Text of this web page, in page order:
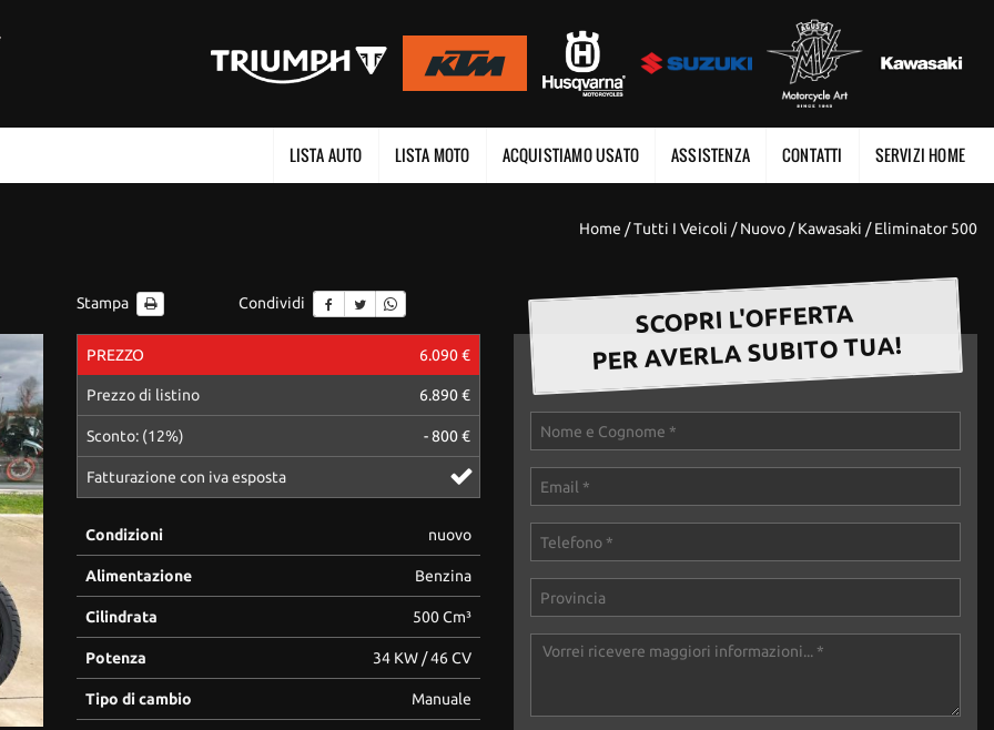
LISTA AUTO LISTA MOTO ACQUISTIAMO USATO ASSISTENZA CONTATTI SERVIZI HOME
Home /Tutti I Veicoli /Nuovo /Kawasaki /Eliminator 500
Stampa Condividi
PREZZO 6.090 €
Prezzo di listino 6.890 €
Sconto: (12%) - 800 €
Fatturazione con iva esposta
Condizioni nuovo
Alimentazione Benzina
Cilindrata 500 Cm³
Potenza 34 KW / 46 CV
Tipo di cambio Manuale
SCOPRI L'OFFERTA
PER AVERLA SUBITO TUA!